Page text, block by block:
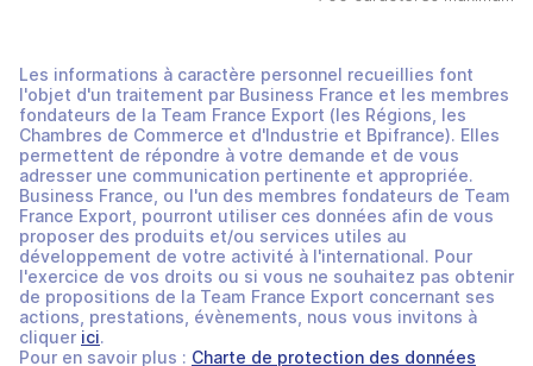
Les informations à caractère personnel recueillies font
l'objet d'un traitement par Business France et les membres
fondateurs de la Team France Export (les Régions, les
Chambres de Commerce et d'Industrie et Bpifrance). Elles
permettent de répondre à votre demande et de vous
adresser une communication pertinente et appropriée.
Business France, ou l'un des membres fondateurs de Team
France Export, pourront utiliser ces données afin de vous
proposer des produits et/ou services utiles au
développement de votre activité à l'international. Pour
l'exercice de vos droits ou si vous ne souhaitez pas obtenir
de propositions de la Team France Export concernant ses
actions, prestations, évènements, nous vous invitons à
cliquer ici.
Pour en savoir plus : Charte de protection des données